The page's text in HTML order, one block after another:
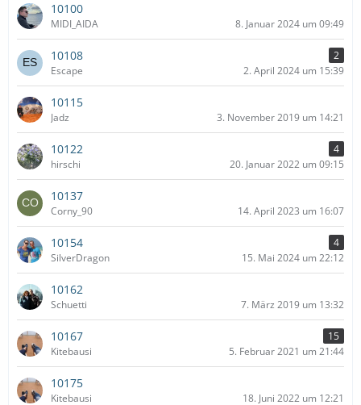
10100
MIDI_AIDA 8. Januar 2024 um 09:49
10108
2
Escape
2. April 2024 um 15:39
10115
Jadz 3. November 2019 um 14:21
10122
4
hirschi
20. Januar 2022 um 09:15
10137
Corny_90 14. April 2023 um 16:07
10154
4
SilverDragon
15. Mai 2024 um 22:12
10162
Schuetti 7. März 2019 um 13:32
10167
15
Kitebausi
5. Februar 2021 um 21:44
10175
Kitebausi 18. Juni 2022 um 12:21